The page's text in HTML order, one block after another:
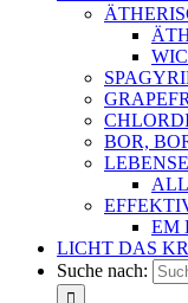
BOR,
EM
LICHT DAS
Suche nach: